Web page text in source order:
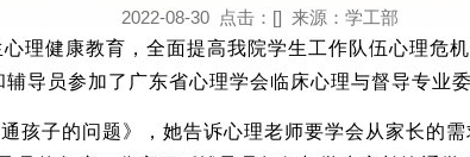
2022-08-30 点击：[] 来源：学工部
理健康教育，全面提高我院学生工作队伍心理危
导员参加了广东省心理学会临床心理与督导专业
孩子的问题》，她告诉心理老师要学会从家长的